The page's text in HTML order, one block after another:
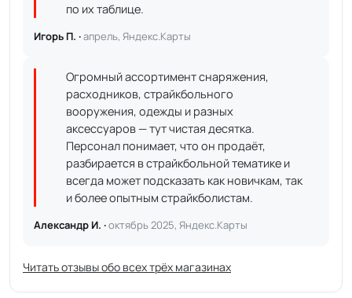
по их таблице.
Игорь П. ·апрель, Яндекс.Карты
Огромный ассортимент снаряжения,
расходников, страйкбольного
вооружения, одежды и разных
аксессуаров — тут чистая десятка.
Персонал понимает, что он продаёт,
разбирается в страйкбольной тематике и
всегда может подсказать как новичкам, так
и более опытным страйкболистам.
Александр И. ·октябрь 2025, Яндекс.Карты
Читать отзывы обо всех трёх магазинах